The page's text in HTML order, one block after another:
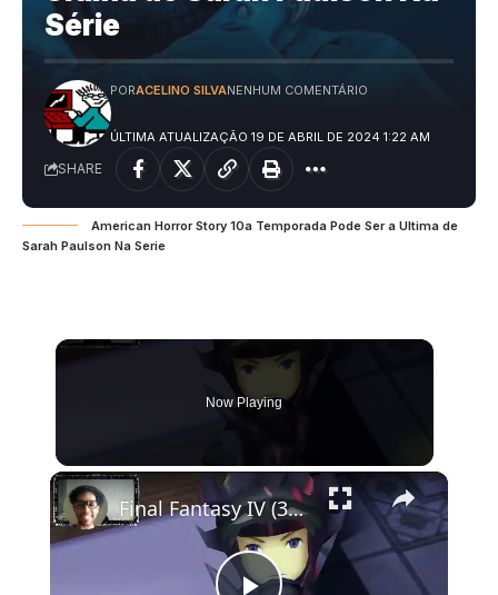
Série
ÚLTIMA ATUALIZAÇÃO 19 DE ABRIL DE 2024 1:22 AM
PORACELINO SILVANENHUM COMENTÁRIO
SHARE
American Horror Story 10a Temporada Pode Ser a Ultima de
Sarah Paulson Na Serie
Now Playing
×
Final Fantasy IV (3D Remake) - Let's Play 001 - O Cristal de Mysidia e o Comando do Asas Vermelhas